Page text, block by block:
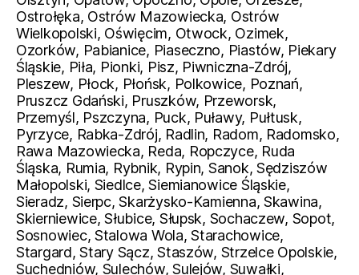
Ostrołęka, Ostrów Mazowiecka, Ostrów
Wielkopolski, Oświęcim, Otwock, Ozimek,
Ozorków, Pabianice, Piaseczno, Piastów, Piekary
Śląskie, Piła, Pionki, Pisz, Piwniczna-Zdrój,
Pleszew, Płock, Płońsk, Polkowice, Poznań,
Pruszcz Gdański, Pruszków, Przeworsk,
Przemyśl, Pszczyna, Puck, Puławy, Pułtusk,
Pyrzyce, Rabka-Zdrój, Radlin, Radom, Radomsko,
Rawa Mazowiecka, Reda, Ropczyce, Ruda
Śląska, Rumia, Rybnik, Rypin, Sanok, Sędziszów
Małopolski, Siedlce, Siemianowice Śląskie,
Sieradz, Sierpc, Skarżysko-Kamienna, Skawina,
Skierniewice, Słubice, Słupsk, Sochaczew, Sopot,
Sosnowiec, Stalowa Wola, Starachowice,
Stargard, Stary Sącz, Staszów, Strzelce Opolskie,
Suchedniów, Sulechów, Sulejów, Suwałki,